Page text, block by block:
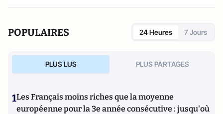
POPULAIRES 24 Heures 7 Jours
PLUS LUS PLUS PARTAGES
1Les Français moins riches que la moyenne
européenne pour la 3e année consécutive : jusqu'où